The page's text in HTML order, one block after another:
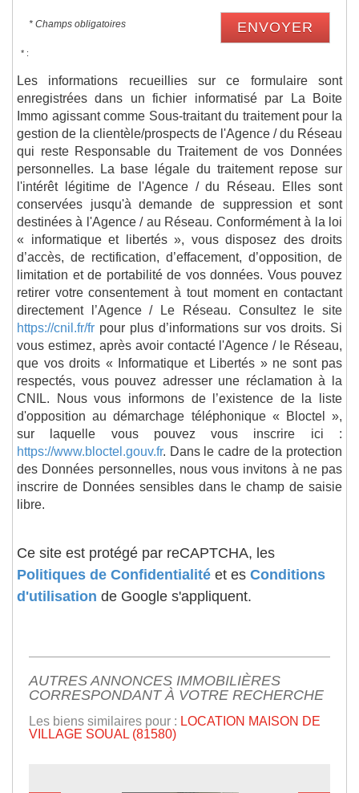
* Champs obligatoires ENVOYER
* :
Les informations recueillies sur ce formulaire sont
enregistrées dans un fichier informatisé par La Boite
Immo agissant comme Sous-traitant du traitement pour la
gestion de la clientèle/prospects de l'Agence / du Réseau
qui reste Responsable du Traitement de vos Données
personnelles. La base légale du traitement repose sur
l'intérêt légitime de l'Agence / du Réseau. Elles sont
conservées jusqu'à demande de suppression et sont
destinées à l'Agence / au Réseau. Conformément à la loi
« informatique et libertés », vous disposez des droits
d’accès, de rectification, d’effacement, d’opposition, de
limitation et de portabilité de vos données. Vous pouvez
retirer votre consentement à tout moment en contactant
directement l’Agence / Le Réseau. Consultez le site
https://cnil.fr/fr pour plus d’informations sur vos droits. Si
vous estimez, après avoir contacté l'Agence / le Réseau,
que vos droits « Informatique et Libertés » ne sont pas
respectés, vous pouvez adresser une réclamation à la
CNIL. Nous vous informons de l’existence de la liste
d'opposition au démarchage téléphonique « Bloctel »,
sur laquelle vous pouvez vous inscrire ici :
https://www.bloctel.gouv.fr. Dans le cadre de la protection
des Données personnelles, nous vous invitons à ne pas
inscrire de Données sensibles dans le champ de saisie
libre.
Ce site est protégé par reCAPTCHA, les
Politiques de Confidentialité et es Conditions
d'utilisation de Google s'appliquent.
AUTRES ANNONCES IMMOBILIÈRES
CORRESPONDANT À VOTRE RECHERCHE
Les biens similaires pour : LOCATION MAISON DE
VILLAGE SOUAL (81580)